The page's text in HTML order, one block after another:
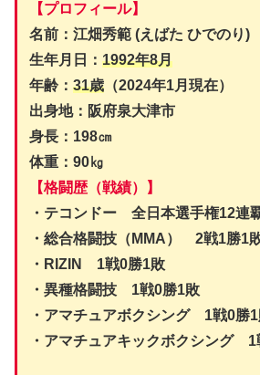
【プロフィール】
名前：江畑秀範 (えばた ひでのり)
生年月日： 1992年8月
年齢： 31歳（2024年1月現在）
出身地： 阪府泉大津市
身長： 198㎝
体重： 90㎏
【格闘歴（戦績）】
・テコンドー 全日本選手権12連
・総合格闘技（MMA） 2戦1勝1
・RIZIN 1戦0勝1敗
・異種格闘技 1戦0勝1敗
・アマチュアボクシング 1戦0勝
・アマチュアキックボクシング 1